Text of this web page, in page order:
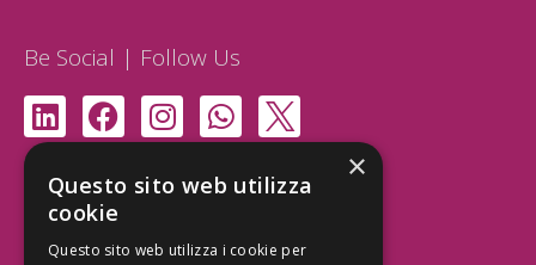
Be Social | Follow Us
Segui lo Studio EDG sui social.
Invia messaggio
T. 06.3232914
×
Questo sito web utilizza
cookie
Questo sito web utilizza i cookie per